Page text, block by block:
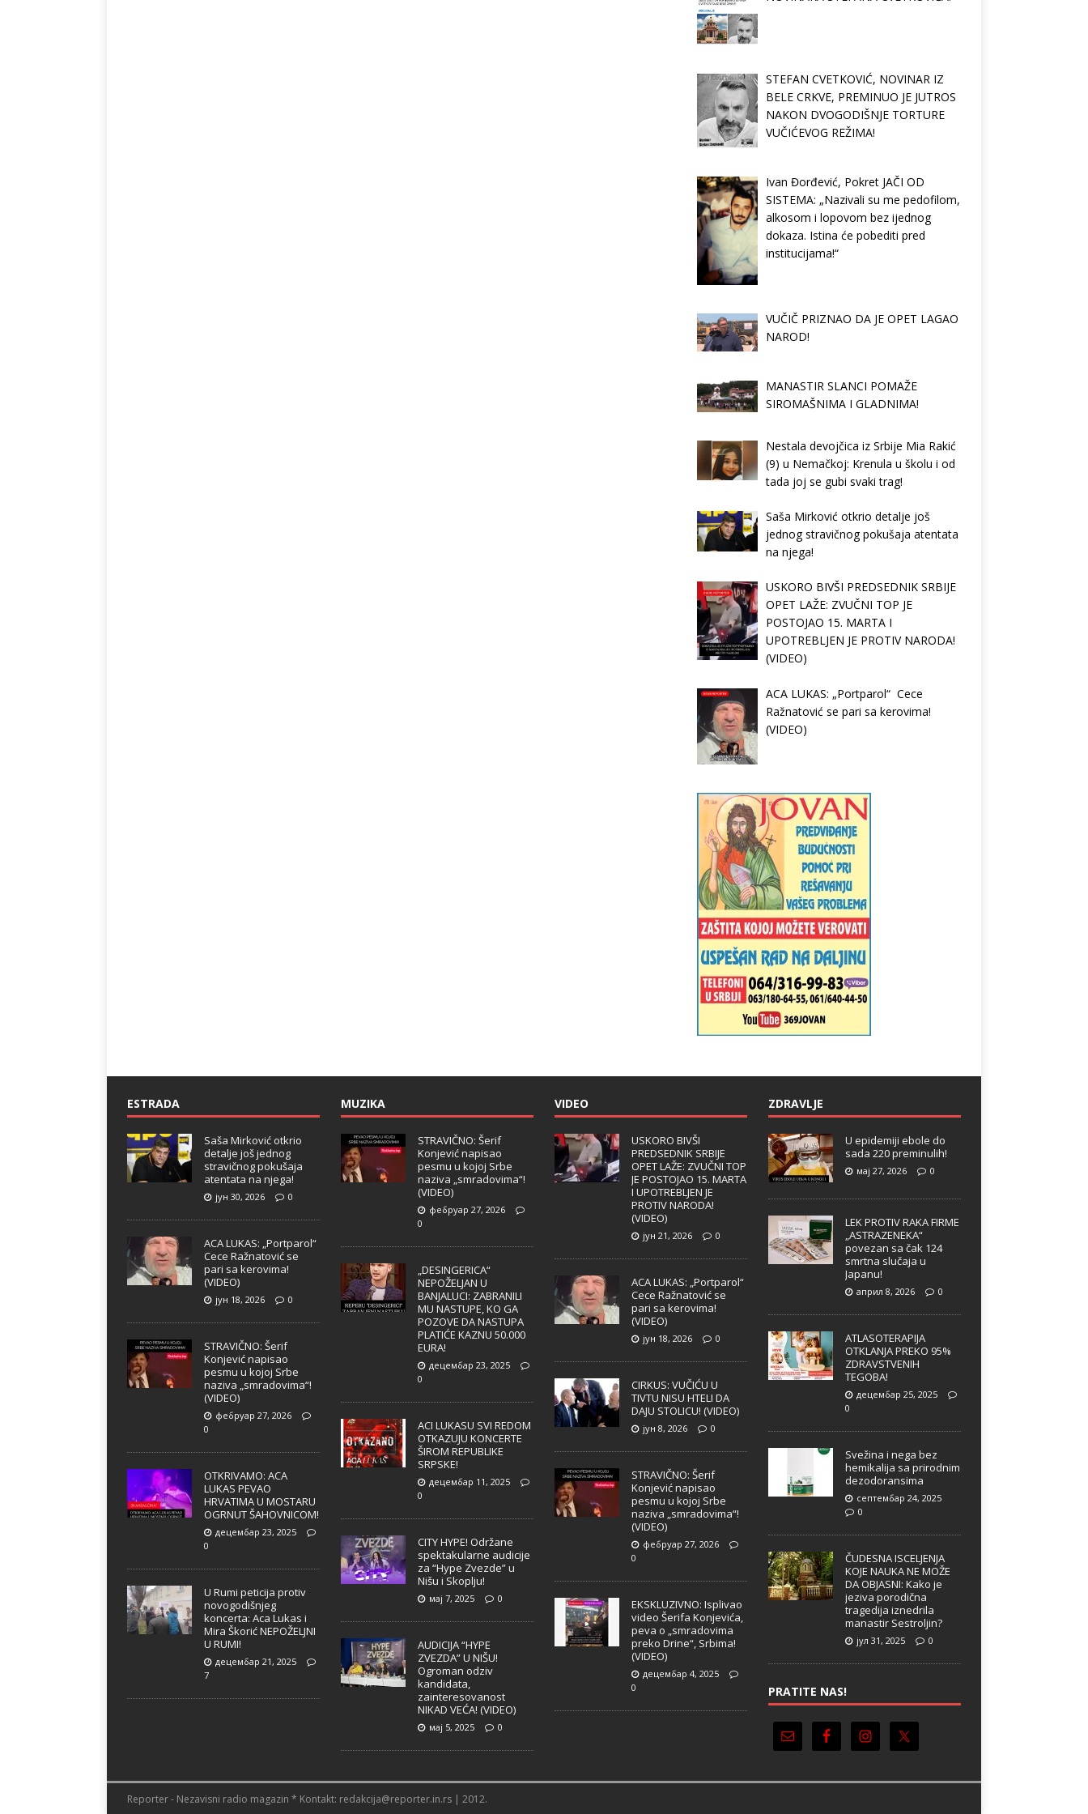
STEFAN CVETKOVIĆ, NOVINAR IZ
BELE CRKVE, PREMINUO JE JUTROS
NAKON DVOGODIŠNJE TORTURE
VUČIĆEVOG REŽIMA!
Ivan Đorđević, Pokret JAČI OD
SISTEMA: „Nazivali su me pedofilom,
alkosom i lopovom bez ijednog
dokaza. Istina će pobediti pred
institucijama!“
VUČIČ PRIZNAO DA JE OPET LAGAO
NAROD!
MANASTIR SLANCI POMAŽE
SIROMAŠNIMA I GLADNIMA!
Nestala devojčica iz Srbije Mia Rakić
(9) u Nemačkoj: Krenula u školu i od
tada joj se gubi svaki trag!
Saša Mirković otkrio detalje još
jednog stravičnog pokušaja atentata
na njega!
USKORO BIVŠI PREDSEDNIK SRBIJE
OPET LAŽE: ZVUČNI TOP JE
POSTOJAO 15. MARTA I
UPOTREBLJEN JE PROTIV NARODA!
(VIDEO)
ACA LUKAS: „Portparol“ Cece
Ražnatović se pari sa kerovima!
(VIDEO)
ESTRADA
Saša Mirković otkrio
detalje još jednog
stravičnog pokušaja
atentata na njega!
јун 30, 2026 0
ACA LUKAS: „Portparol“
Cece Ražnatović se
pari sa kerovima!
(VIDEO)
јун 18, 2026 0
STRAVIČNO: Šerif
Konjević napisao
pesmu u kojoj Srbe
naziva „smradovima“!
(VIDEO)
фебруар 27, 2026
0
OTKRIVAMO: ACA
LUKAS PEVAO
HRVATIMA U MOSTARU
OGRNUT ŠAHOVNICOM!
децембар 23, 2025
0
U Rumi peticija protiv
novogodišnjeg
koncerta: Aca Lukas i
Mira Škorić NEPOŽELJNI
U RUMI!
децембар 21, 2025
7
MUZIKA
STRAVIČNO: Šerif
Konjević napisao
pesmu u kojoj Srbe
naziva „smradovima“!
(VIDEO)
фебруар 27, 2026
0
„DESINGERICA“
NEPOŽELJAN U
BANJALUCI: ZABRANILI
MU NASTUPE, KO GA
POZOVE DA NASTUPA
PLATIĆE KAZNU 50.000
EURA!
децембар 23, 2025
0
ACI LUKASU SVI REDOM
OTKAZUJU KONCERTE
ŠIROM REPUBLIKE
SRPSKE!
децембар 11, 2025
0
CITY HYPE! Održane
spektakularne audicije
za “Hype Zvezde” u
Nišu i Skoplju!
мај 7, 2025 0
AUDICIJA “HYPE
ZVEZDA” U NIŠU!
Ogroman odziv
kandidata,
zainteresovanost
NIKAD VEĆA! (VIDEO)
мај 5, 2025 0
VIDEO
USKORO BIVŠI
PREDSEDNIK SRBIJE
OPET LAŽE: ZVUČNI TOP
JE POSTOJAO 15. MARTA
I UPOTREBLJEN JE
PROTIV NARODA!
(VIDEO)
јун 21, 2026 0
ACA LUKAS: „Portparol“
Cece Ražnatović se
pari sa kerovima!
(VIDEO)
јун 18, 2026 0
CIRKUS: VUČIĆU U
TIVTU NISU HTELI DA
DAJU STOLICU! (VIDEO)
јун 8, 2026 0
STRAVIČNO: Šerif
Konjević napisao
pesmu u kojoj Srbe
naziva „smradovima“!
(VIDEO)
фебруар 27, 2026
0
EKSKLUZIVNO: Isplivao
video Šerifa Konjevića,
peva o „smradovima
preko Drine“, Srbima!
(VIDEO)
децембар 4, 2025
0
ZDRAVLJE
U epidemiji ebole do
sada 220 preminulih!
мај 27, 2026 0
LEK PROTIV RAKA FIRME
„ASTRAZENEKA“
povezan sa čak 124
smrtna slučaja u
Japanu!
април 8, 2026 0
ATLASOTERAPIJA
OTKLANJA PREKO 95%
ZDRAVSTVENIH
TEGOBA!
децембар 25, 2025
0
Svežina i nega bez
hemikalija sa prirodnim
dezodoransima
септембар 24, 2025
0
ČUDESNA ISCELJENJA
KOJE NAUKA NE MOŽE
DA OBJASNI: Kako je
jeziva porodična
tragedija iznedrila
manastir Sestroljin?
јул 31, 2025 0
PRATITE NAS!
Reporter - Nezavisni radio magazin * Kontakt: redakcija@reporter.in.rs | 2012.